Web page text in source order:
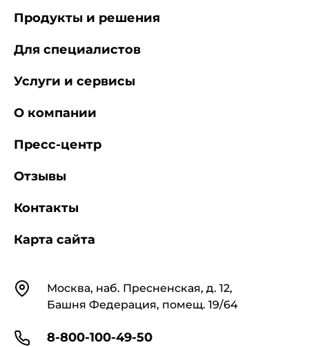
КонтактыМосква, наб. Пресненская, д. 12,
Башня Федерация, помещ. 19/64
8-800-100-49-50
Продукты и решения
Для специалистов
Услуги и сервисы
О компании
Пресс-центр
Отзывы
Контакты
Карта сайта